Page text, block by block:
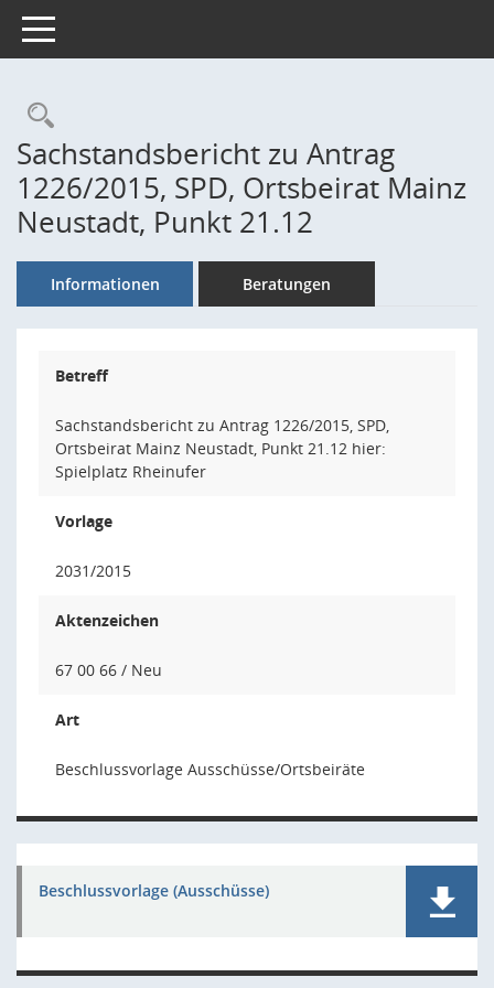
Toggle navigation
Rechercheauswahl
Sachstandsbericht zu Antrag
1226/2015, SPD, Ortsbeirat Mainz
Neustadt, Punkt 21.12
Informationen Beratungen
Betreff
Sachstandsbericht zu Antrag 1226/2015, SPD,
Ortsbeirat Mainz Neustadt, Punkt 21.12 hier:
Spielplatz Rheinufer
Vorlage
2031/2015
Aktenzeichen
67 00 66 / Neu
Art
Beschlussvorlage Ausschüsse/Ortsbeiräte
Beschlussvorlage (Ausschüsse)